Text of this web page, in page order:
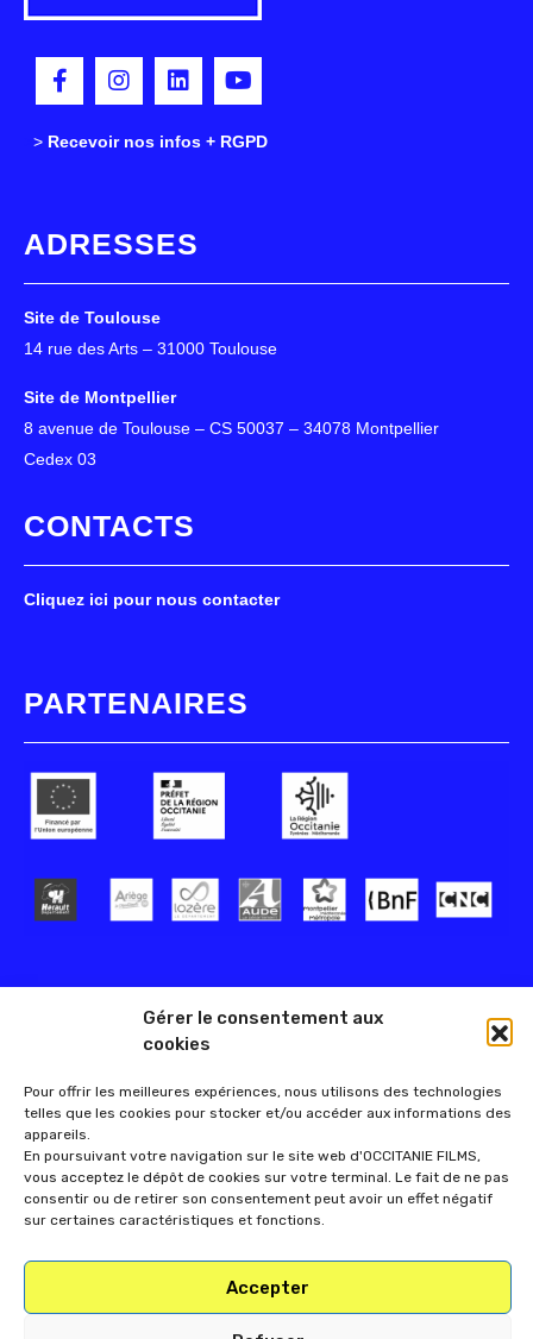
Gérer le consentement aux
cookies
Pour offrir les meilleures expériences, nous utilisons des technologies
telles que les cookies pour stocker et/ou accéder aux informations des
appareils.
En poursuivant votre navigation sur le site web d'OCCITANIE FILMS,
vous acceptez le dépôt de cookies sur votre terminal. Le fait de ne pas
consentir ou de retirer son consentement peut avoir un effet négatif
sur certaines caractéristiques et fonctions.
Accepter
> Recevoir nos infos + RGPD
ADRESSES
Site de Toulouse
14 rue des Arts – 31000 Toulouse
Site de Montpellier
8 avenue de Toulouse – CS 50037 – 34078 Montpellier
Cedex 03
CONTACTS
Cliquez ici pour nous contacter
PARTENAIRES